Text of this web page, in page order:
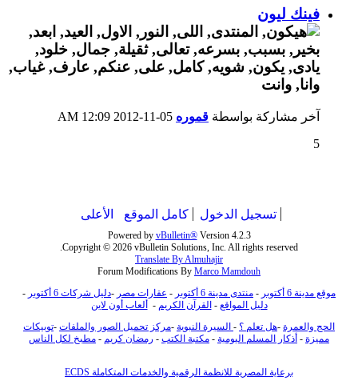
فينك ليون
آخر مشاركة بواسطة قموره
12:09 AM
5
تسجيل الدخول كامل الموقع الأعلى
Powered by vBulletin®Version 4.2.3
Copyright © 2026 vBulletin Solutions, Inc. All rights reserved.
Translate By Almuhajir
Forum Modifications By Marco Mamdouh
موقع مدينة 6 أكتوبر
- منتدى مدينة 6 أكتوبر - عقارات مصر -دليل شركات 6 أكتوبر
-
دليل المواقع - القرآن الكريم -
ألعاب أون لاين
الحج والعمرة -هل تعلم ؟ - السيرة النبوية -مركز تحميل الصور والملفات -توبيكات
مميزة - أذكار المسلم اليومية - مكتبة الكتب - رمضان كريم - مطبخ لكل الناس
برعاية المصرية للانظمة الرقمية والخدمات المتكاملة ECDS